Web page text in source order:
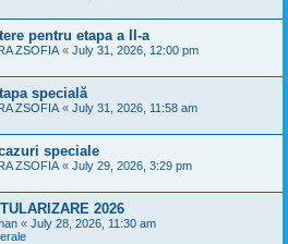
pentru etapa a II-a
ZSOFIA « July 31, 2026, 12:00 pm
specială
ZSOFIA « July 31, 2026, 11:58 am
speciale
ZSOFIA « July 29, 2026, 3:29 pm
2026
« July 28, 2026, 11:30 am